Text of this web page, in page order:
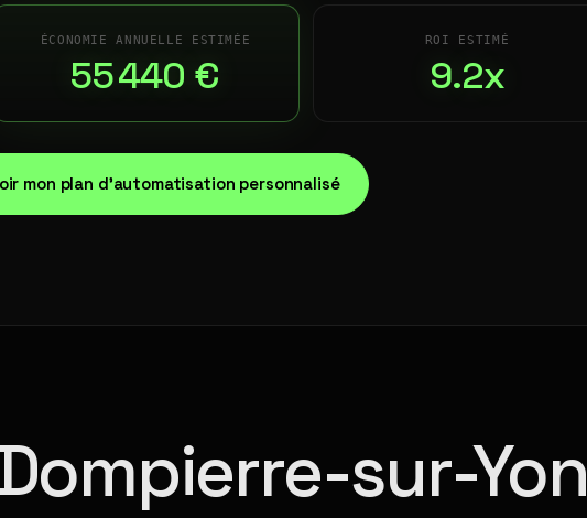
ÉCONOMIE ANNUELLE ESTIMÉE
55 440 €
ROI ESTIMÉ
9.2x
mon plan d'automatisation personnalisé
sur-Yon